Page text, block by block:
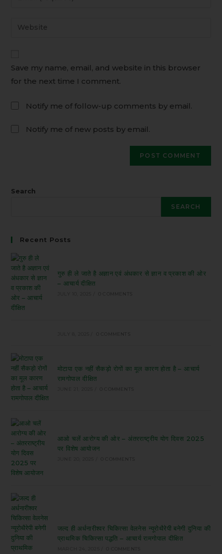
Save my name, email, and website in this browser
for the next time I comment.
Notify me of follow-up comments by email.
Notify me of new posts by email.
Search
SEARCH
Recent Posts
गुरु ही ले जाते है अज्ञान एवं अंधकार से ज्ञान व प्रकाश की ओर
– आचार्य दीक्षित
मोटापा एक नहीं सैकड़ो रोगों का मूल कारण होता है – आचार्य
रामगोपाल दीक्षित
आओ चलें आरोग्य की ओर – अंतरराष्ट्रीय योग दिवस 2025
पर विशेष आयोजन
जल्द ही अर्धनारीश्वर चिकित्सा वेलनेस न्यूरोथैरेपी बनेगी दुनिया की
प्राथमिक चिकित्सा पद्धति – आचार्य रामगोपाल दीक्षित